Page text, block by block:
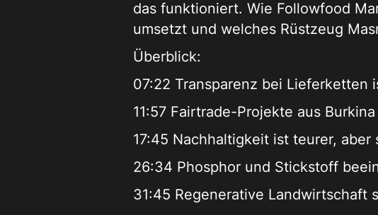
das funktioniert. Wie Followfood
umsetzt und welches Rüstzeug
Überblick:
07:22 Transparenz bei Lieferketten
11:57 Fairtrade-Projekte aus
17:45 Nachhaltigkeit ist teurer, aber
26:34 Phosphor und Stickstoff
31:45 Regenerative Landwirtschaft